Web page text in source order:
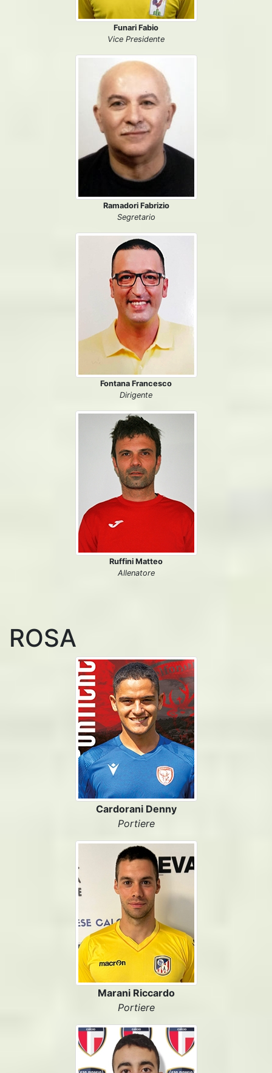
Funari Fabio
Vice Presidente
Ramadori Fabrizio
Segretario
Fontana Francesco
Dirigente
Ruffini Matteo
Allenatore
ROSA
Cardorani Denny
Portiere
Marani Riccardo
Portiere